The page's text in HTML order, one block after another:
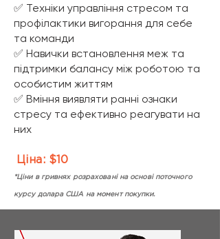
✅ Техніки управління стресом та
профілактики вигорання для себе
та команди
✅ Навички встановлення меж та
підтримки балансу між роботою та
особистим життям
✅ Вміння виявляти ранні ознаки
стресу та ефективно реагувати на
них
Ціна: $10
*Ціни в гривнях розраховані на основі поточного
курсу долара США на момент покупки.